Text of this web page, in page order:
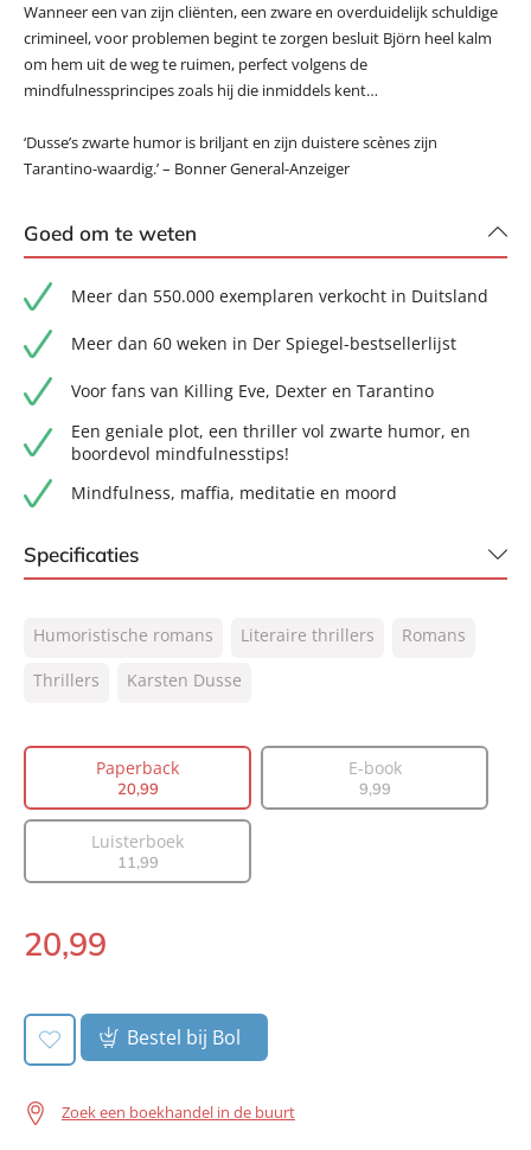
Wanneer een van zijn cliënten, een zware en overduidelijk schuldige
crimineel, voor problemen begint te zorgen besluit Björn heel kalm
om hem uit de weg te ruimen, perfect volgens de
mindfulnessprincipes zoals hij die inmiddels kent…
‘Dusse’s zwarte humor is briljant en zijn duistere scènes zijn
Tarantino-waardig.’ – Bonner General-Anzeiger
Goed om te weten
Meer dan 550.000 exemplaren verkocht in Duitsland
Meer dan 60 weken in Der Spiegel-bestsellerlijst
Voor fans van Killing Eve, Dexter en Tarantino
Een geniale plot, een thriller vol zwarte humor, en
boordevol mindfulnesstips!
Mindfulness, maffia, meditatie en moord
Specificaties
NUR:
305
Type:
Paperback
Vertaler:
Olga Groenewoud
Aantal pagina's:
320
Uitgever:
Verschijningsdatum:
26-05-2021
Humoristische romans Literaire thrillers
Romans
Thrillers
Karsten Dusse
Paperback
20,99
E-book
9,99
Luisterboek
11,99
Paperback:
20,99
Bestel bij Bol
Zoek een boekhandel in de buurt